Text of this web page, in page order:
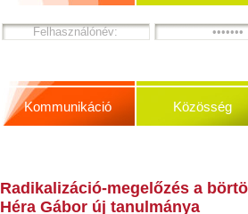
Kommunikáció Közösség
Radikalizáció-megelőzés a
Héra Gábor új tanulmánya